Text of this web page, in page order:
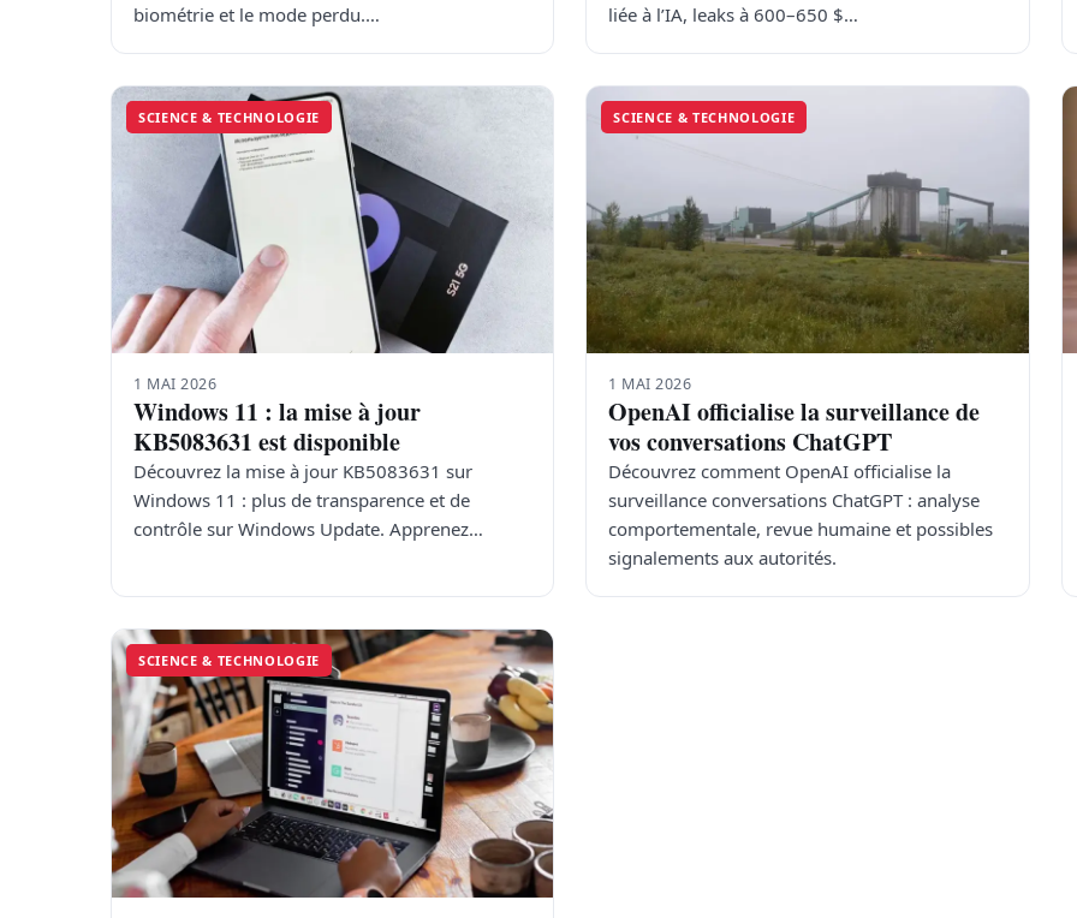
biométrie et le mode perdu.…
liée à l’IA, leaks à 600–650 $…
SCIENCE & TECHNOLOGIE
1 MAI 2026
Windows 11 : la mise à jour
KB5083631 est disponible
Découvrez la mise à jour KB5083631 sur
Windows 11 : plus de transparence et de
contrôle sur Windows Update. Apprenez…
SCIENCE & TECHNOLOGIE
1 MAI 2026
OpenAI officialise la surveillance de
vos conversations ChatGPT
Découvrez comment OpenAI officialise la
surveillance conversations ChatGPT : analyse
comportementale, revue humaine et possibles
signalements aux autorités.
SCIENCE & TECHNOLOGIE